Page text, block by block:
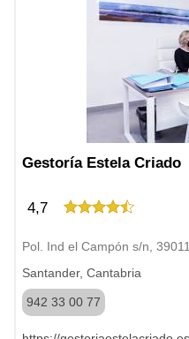
Gestoría Estela Criado
4,7
Pol. Ind el Campón s/n,
Santander, Cantabria
942 33 00 77